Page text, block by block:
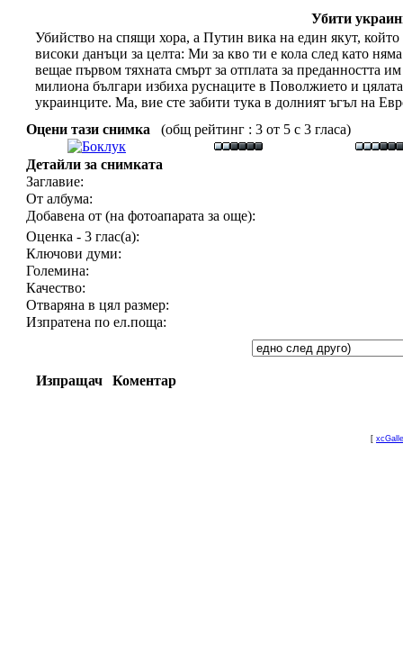
Убити
Убийство на спящи хора, а Путин вика на един якут,
високи данъци за целта: Ми за кво ти е кола след като
вещае първом тяхната смърт за отплата за преданността
милиона българи избиха руснаците в Поволжието и
украинците. Ма, вие сте забити тука в долният ъгъл на
Оцени тази снимка
(общ рейтинг : 3 от 5 с 3 гласа)
Детайли за снимката
Заглавие:
От албума:
Добавена от (на фотоапарата за още):
Оценка - 3 глас(а):
Ключови думи:
Големина:
Качество:
Отваряна в цял размер:
Изпратена по ел.поща:
Изпращач Коментар
[